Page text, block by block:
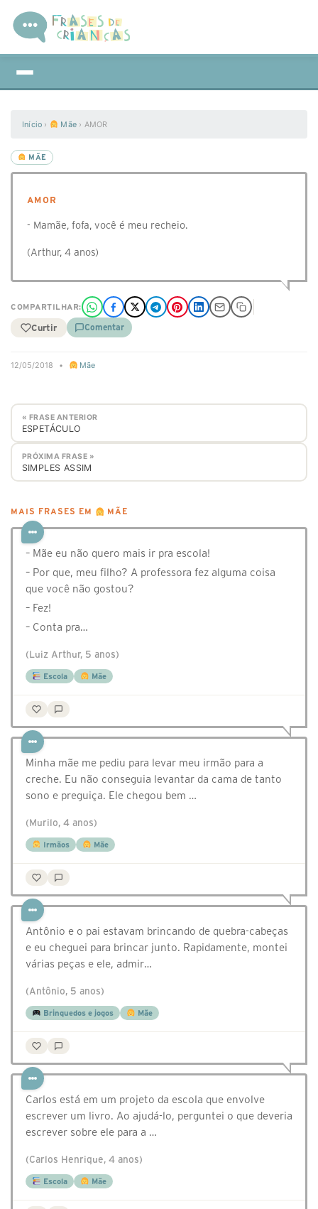
Início › Mãe › AMOR
MÃE
AMOR
- Mamãe, fofa, você é meu recheio.
(Arthur, 4 anos)
COMPARTILHAR:
Curtir Comentar
12/05/2018 • Mãe
« FRASE ANTERIOR
ESPETÁCULO
PRÓXIMA FRASE »
SIMPLES ASSIM
MAIS FRASES EM MÃE
– Mãe eu não quero mais ir pra escola!
– Por que, meu filho? A professora fez alguma coisa
que você não gostou?
– Fez!
– Conta pra…
(Luiz Arthur, 5 anos)
Escola Mãe
Minha mãe me pediu para levar meu irmão para a
creche. Eu não conseguia levantar da cama de tanto
sono e preguiça. Ele chegou bem …
(Murilo, 4 anos)
Irmãos Mãe
Antônio e o pai estavam brincando de quebra-cabeças
e eu cheguei para brincar junto. Rapidamente, montei
várias peças e ele, admir…
(Antônio, 5 anos)
Brinquedos e jogos Mãe
Carlos está em um projeto da escola que envolve
escrever um livro. Ao ajudá-lo, perguntei o que deveria
escrever sobre ele para a …
(Carlos Henrique, 4 anos)
Escola Mãe